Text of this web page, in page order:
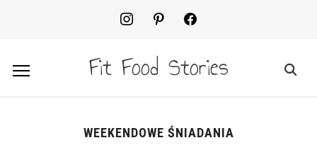
instagrampinterestfacebook2
Fit Food Stories
WEEKENDOWE ŚNIADANIA